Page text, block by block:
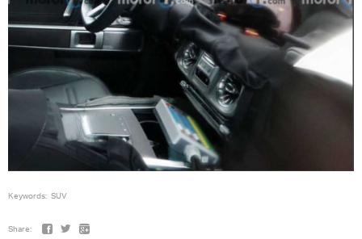
Keywords: SUV
Share: